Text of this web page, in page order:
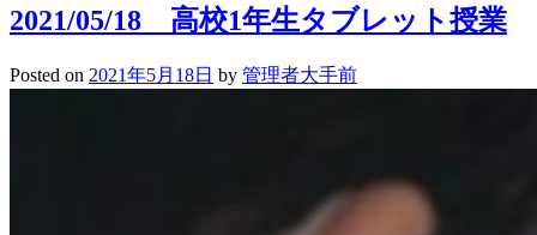
大
手
学
に
2021/05/18 高校1年生タブレット授業
Posted on 2021年5月18日 by 管理者大手前